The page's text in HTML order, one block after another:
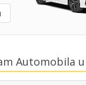
Automobila